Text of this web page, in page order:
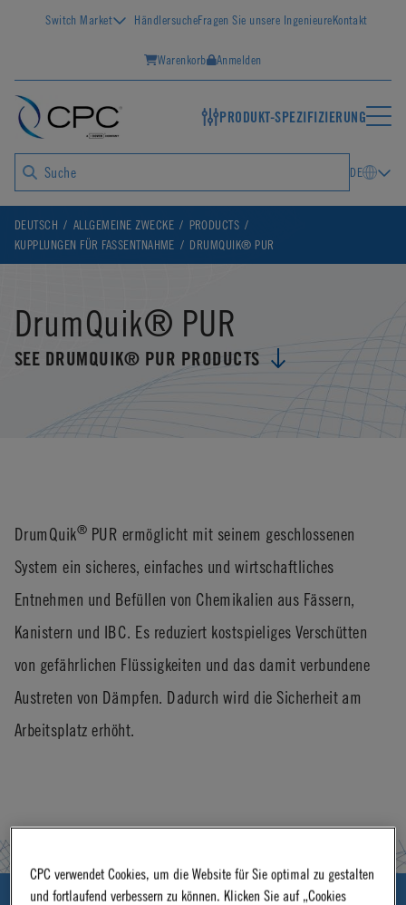
Switch Market HändlersucheFragen Sie unsere IngenieureKontakt
Warenkorb Anmelden
PRODUKT-SPEZIFIZIERUNG
DE
DEUTSCH ALLGEMEINE ZWECKE
PRODUCTS
KUPPLUNGEN FÜR FASSENTNAHME
DRUMQUIK® PUR
DrumQuik® PUR
SEE DRUMQUIK® PUR PRODUCTS
DrumQuik® PUR ermöglicht mit seinem geschlossenen
System ein sicheres, einfaches und wirtschaftliches
Entnehmen und Befüllen von Chemikalien aus Fässern,
Kanistern und IBC. Es reduziert kostspieliges Verschütten
von gefährlichen Flüssigkeiten und das damit verbundene
Austreten von Dämpfen. Dadurch wird die Sicherheit am
Arbeitsplatz erhöht.
CPC verwendet Cookies, um die Website für Sie optimal zu gestalten
und fortlaufend verbessern zu können. Klicken Sie auf „Cookies